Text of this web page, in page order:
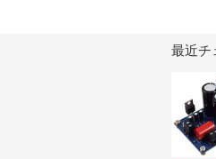
最近チ